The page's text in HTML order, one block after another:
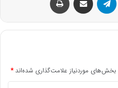
بخش‌های موردنیاز علامت‌گذاری شده‌اند*